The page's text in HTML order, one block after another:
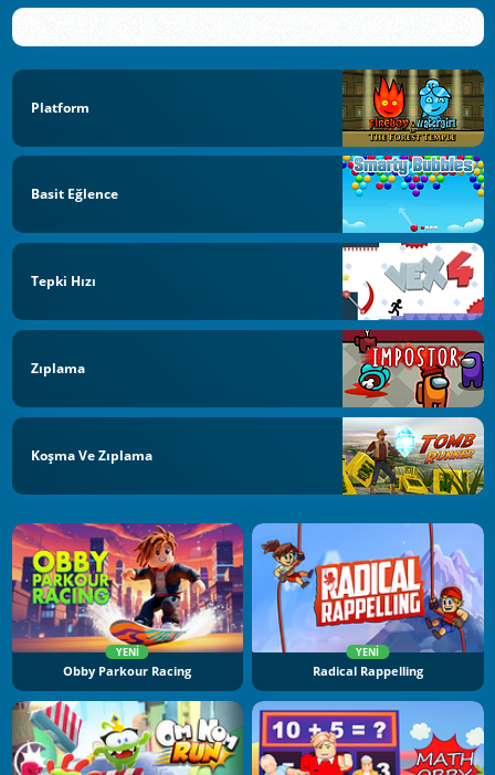
Platform
Basit Eğlence
Tepki Hızı
Zıplama
Koşma Ve Zıplama
YENI
Obby Parkour Racing
YENI
Radical Rappelling